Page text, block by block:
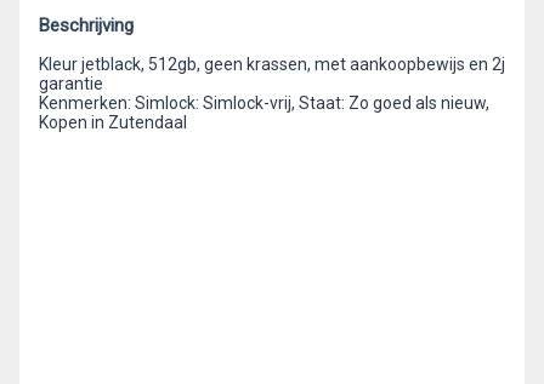
Beschrijving
Kleur jetblack, 512gb, geen krassen, met aankoopbewijs en 2j
garantie
Kenmerken: Simlock: Simlock-vrij, Staat: Zo goed als nieuw,
Kopen in Zutendaal